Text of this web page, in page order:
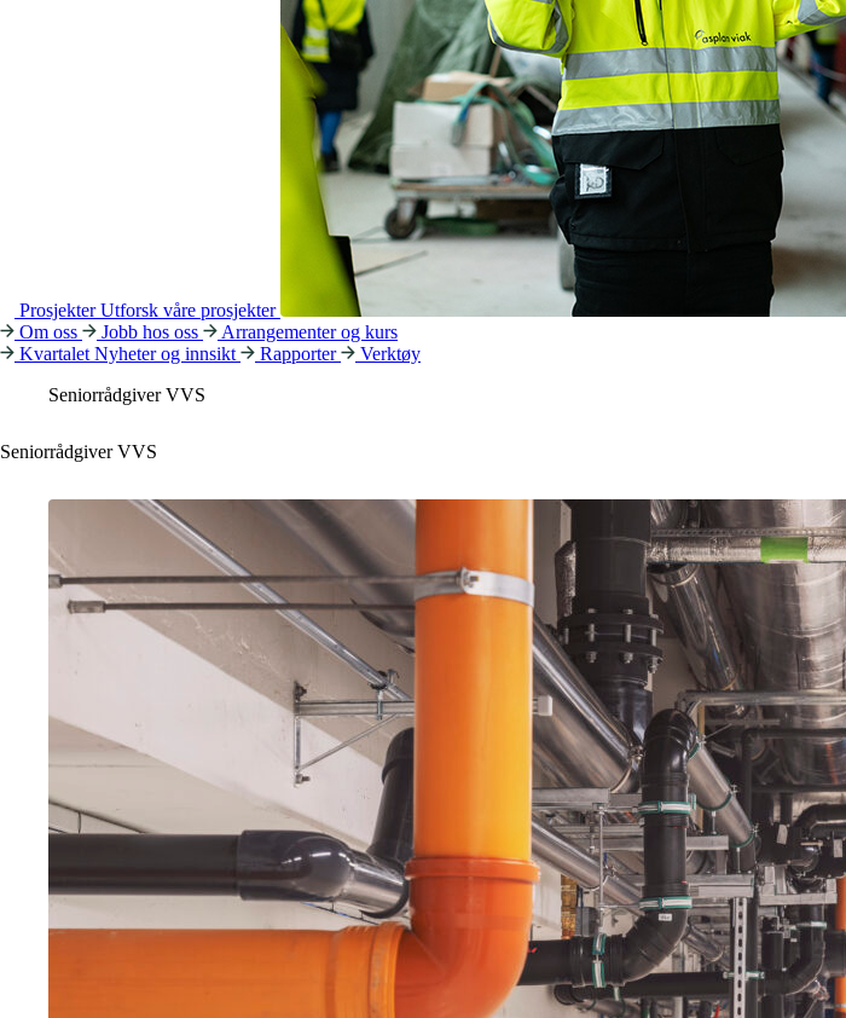
ProsjekterUtforsk våre prosjekter
Om oss
Jobb hos oss
Arrangementer og kurs
Kvartalet Nyheter og innsikt Rapporter
Verktøy
Seniorrådgiver VVS
Seniorrådgiver VVS